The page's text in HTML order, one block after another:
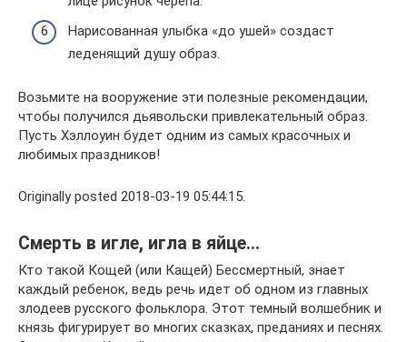
Нарисованная улыбка «до ушей» создаст
леденящий душу образ.
Возьмите на вооружение эти полезные рекомендации,
чтобы получился дьявольски привлекательный образ.
Пусть Хэллоуин будет одним из самых красочных и
любимых праздников!
Originally posted 2018-03-19 05:44:15.
Смерть в игле, игла в яйце…
Кто такой Кощей (или Кащей) Бессмертный, знает
каждый ребенок, ведь речь идет об одном из главных
злодеев русского фольклора. Этот темный волшебник и
князь фигурирует во многих сказках, преданиях и песнях.